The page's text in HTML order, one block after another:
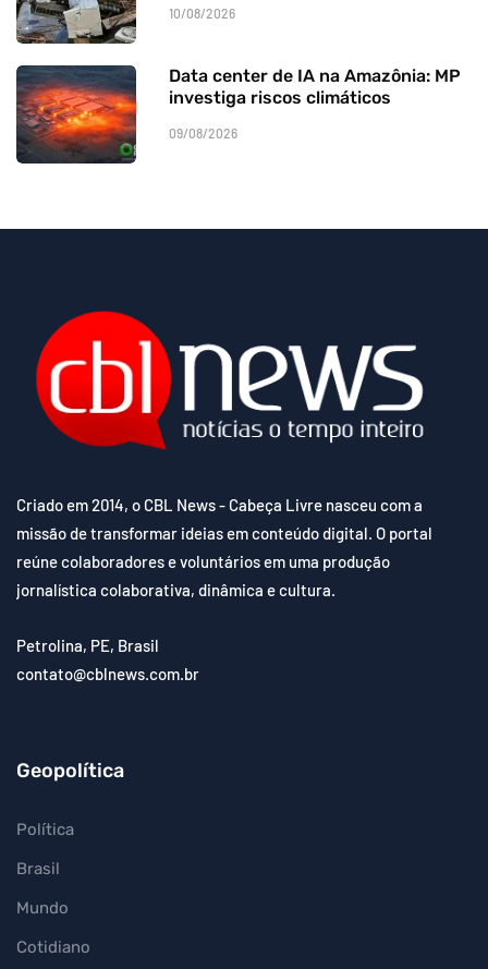
10/08/2026
Data center de IA na Amazônia: MP
investiga riscos climáticos
09/08/2026
Criado em 2014, o CBL News - Cabeça Livre nasceu com a
missão de transformar ideias em conteúdo digital. O portal
reúne colaboradores e voluntários em uma produção
jornalística colaborativa, dinâmica e cultura.
Petrolina, PE, Brasil
contato@cblnews.com.br
Geopolítica
Política
Brasil
Mundo
Cotidiano